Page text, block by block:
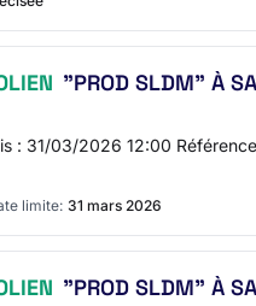
"PROD SLDM" À
31/03/2026 12:00
limite: 31 mars 2026
"PROD SLDM" À